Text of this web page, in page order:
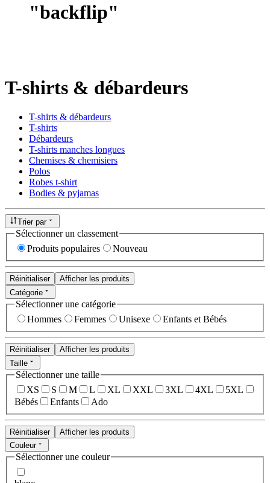
"backflip"
T-shirts & débardeurs
T-shirts & débardeurs
T-shirts
Débardeurs
T-shirts manches longues
Chemises & chemisiers
Polos
Robes t-shirt
Bodies & pyjamas
Trier par
Sélectionner un classement
Produits populaires
Nouveau
Réinitialiser
Afficher les produits
Catégorie
Sélectionner une catégorie
Hommes
Femmes Unisexe Enfants et Bébés
Réinitialiser
Afficher les produits
Taille
Sélectionner une taille
XS
S M L XL XXL 3XL 4XL
5XL
Bébés
Enfants Ado
Réinitialiser
Afficher les produits
Couleur
Sélectionner une couleur